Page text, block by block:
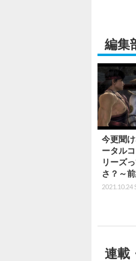
編集
今更聞
ータル
リーズ
さ？～
2021.10.24
連載